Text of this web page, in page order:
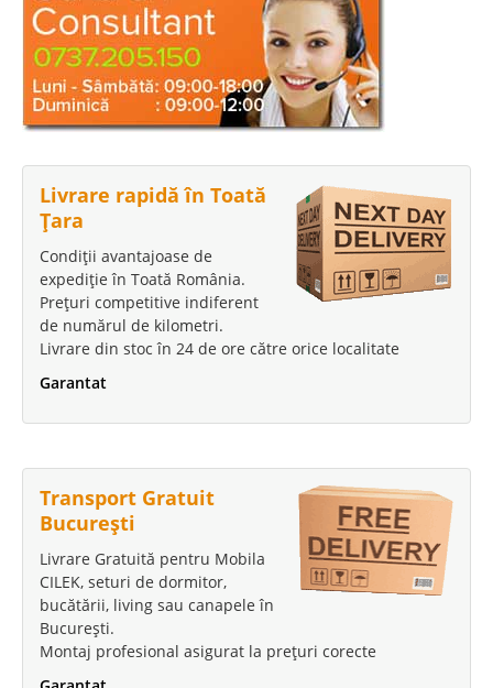
Livrare rapidă în Toată
Țara
Condiții avantajoase de
expediție în Toată România.
Prețuri competitive indiferent
de numărul de kilometri.
Livrare din stoc în 24 de ore către orice localitate
Garantat
Transport Gratuit
București
Livrare Gratuită pentru Mobila
CILEK, seturi de dormitor,
bucătării, living sau canapele în
București.
Montaj profesional asigurat la prețuri corecte